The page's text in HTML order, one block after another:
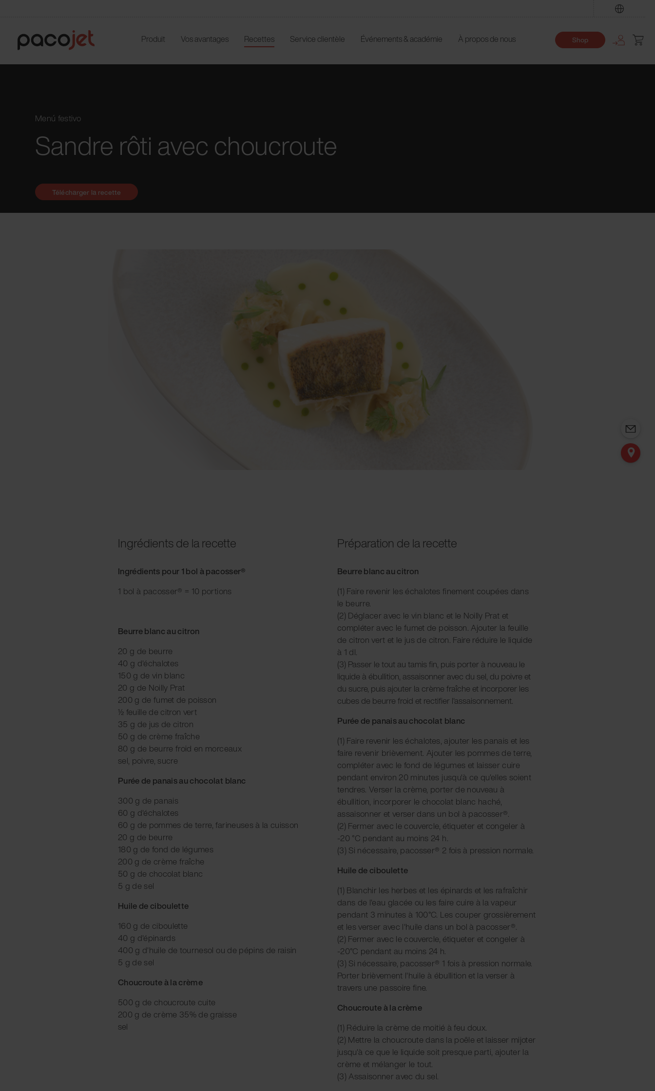
Produit Vos avantages Recettes Service clientèle Événements & académie À propos de nous Shop
Menú festivo
Sandre rôti avec choucroute
Ingrédients de la recette
Ingrédients pour 1 bol à pacosser®
1 bol à pacosser® = 10 portions
Beurre blanc au citron
20 g de beurre
40 g d'échalotes
150 g de vin blanc
20 g de Noilly Prat
200 g de fumet de poisson
½ feuille de citron vert
35 g de jus de citron
50 g de crème fraîche
80 g de beurre froid en morceaux
sel, poivre, sucre
Purée de panais au chocolat blanc
300 g de panais
60 g d'échalotes
60 g de pommes de terre, farineuses à la cuisson
20 g de beurre
180 g de fond de légumes
200 g de crème fraîche
50 g de chocolat blanc
5 g de sel
Huile de ciboulette
160 g de ciboulette
40 g d'épinards
400 g d'huile de tournesol ou de pépins de raisin
5 g de sel
Choucroute à la crème
500 g de choucroute cuite
200 g de crème 35% de graisse
sel
Préparation de la recette
Beurre blanc au citron
(1) Faire revenir les échalotes finement coupées dans
le beurre.
(2) Déglacer avec le vin blanc et le Noilly Prat et
compléter avec le fumet de poisson. Ajouter la feuille
de citron vert et le jus de citron. Faire réduire le liquide
à 1 dl.
(3) Passer le tout au tamis fin, puis porter à nouveau le
liquide à ébullition, assaisonner avec du sel, du poivre et
du sucre, puis ajouter la crème fraîche et incorporer les
cubes de beurre froid et rectifier l'assaisonnement.
Purée de panais au chocolat blanc
(1) Faire revenir les échalotes, ajouter les panais et les
faire revenir brièvement. Ajouter les pommes de terre,
compléter avec le fond de légumes et laisser cuire
pendant environ 20 minutes jusqu'à ce qu'elles soient
tendres. Verser la crème, porter de nouveau à
ébullition, incorporer le chocolat blanc haché,
assaisonner et verser dans un bol à pacosser®.
(2) Fermer avec le couvercle, étiqueter et congeler à
-20 °C pendant au moins 24 h.
(3) Si nécessaire, pacosser® 2 fois à pression normale.
Huile de ciboulette
(1) Blanchir les herbes et les épinards et les rafraîchir
dans de l'eau glacée ou les faire cuire à la vapeur
pendant 3 minutes à 100°C. Les couper grossièrement
et les verser avec l'huile dans un bol à pacosser®.
(2) Fermer avec le couvercle, étiqueter et congeler à
-20°C pendant au moins 24 h.
(3) Si nécessaire, pacosser® 1 fois à pression normale.
Porter brièvement l'huile à ébullition et la verser à
travers une passoire fine.
Choucroute à la crème
(1) Réduire la crème de moitié à feu doux.
(2) Mettre la choucroute dans la poêle et laisser mijoter
jusqu'à ce que le liquide soit presque parti, ajouter la
crème et mélanger le tout.
(3) Assaisonner avec du sel.
Télécharger la recette